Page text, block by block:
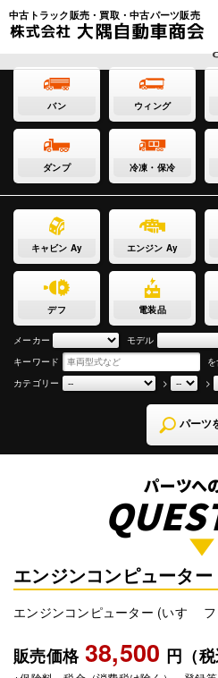
中古トラック販売・買取・中古パーツ販売
バン ウィング
ダンプ 冷凍・保冷
キャビン Ay エンジン Ay
デフ 電装品
メーカー
モデル
キーワード
カテゴリー
> >
パーツ
パーツへ
エンジンコンピューター
エンジンコンピューター (いすゞ
販売価格 38,500 円（税